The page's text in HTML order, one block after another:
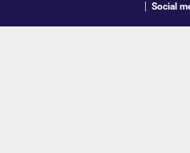
Social